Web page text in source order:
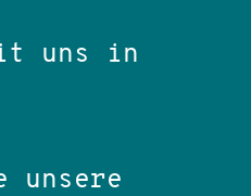
uns in
unsere